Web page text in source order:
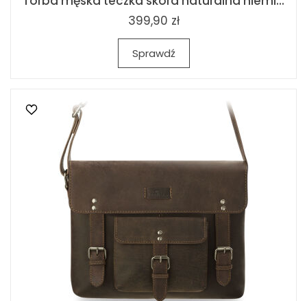
399,90 zł
Sprawdź